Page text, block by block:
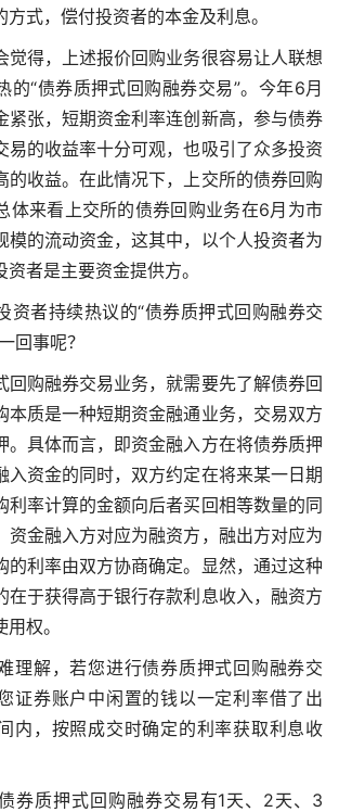
式，偿付投资者的本金及利息。
觉得，上述报价回购业务很容易让人联想
的“债券质押式回购融券交易”。今年6月
紧张，短期资金利率连创新高，参与债券
易的收益率十分可观，也吸引了众多投资
的收益。在此情况下，上交所的债券回购
体来看上交所的债券回购业务在6月为市
模的流动资金，这其中，以个人投资者为
者是主要资金提供方。
资者持续热议的“债券质押式回购融券交
回事呢？
回购融券交易业务，就需要先了解债券回
本质是一种短期资金融通业务，交易双方
。具体而言，即资金融入方在将债券质押
入资金的同时，双方约定在将来某一日期
利率计算的金额向后者买回相等数量的同
资金融入方对应为融资方，融出方对应为
的利率由双方协商确定。显然，通过这种
在于获得高于银行存款利息收入，融资方
权。
理解，若您进行债券质押式回购融券交
证券账户中闲置的钱以一定利率借了出
内，按照成交时确定的利率获取利息收
券质押式回购融券交易有1天、2天、3